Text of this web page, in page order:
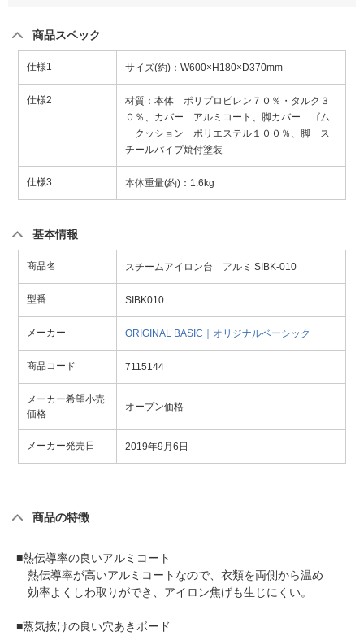
商品スペック
仕様1 サイズ(約)：W600×H180×D370mm
仕様2
材質：本体 ポリプロピレン７０％・タルク３
０％、カバー アルミコート、脚カバー ゴム
クッション ポリエステル１００％、脚 ス
チールパイプ焼付塗装
仕様3 本体重量(約)：1.6kg
基本情報
商品名 スチームアイロン台 アルミ SIBK-010
型番 SIBK010
メーカー ORIGINAL BASIC｜オリジナルベーシック
商品コード 7115144
メーカー希望小売
価格
オープン価格
メーカー発売日 2019年9月6日
商品の特徴
■熱伝導率の良いアルミコート
熱伝導率が高いアルミコートなので、衣類を両側から温め
効率よくしわ取りができ、アイロン焦げも生じにくい。
■蒸気抜けの良い穴あきボード